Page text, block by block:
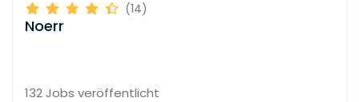
(14)
Noerr
132 Jobs veröffentlicht